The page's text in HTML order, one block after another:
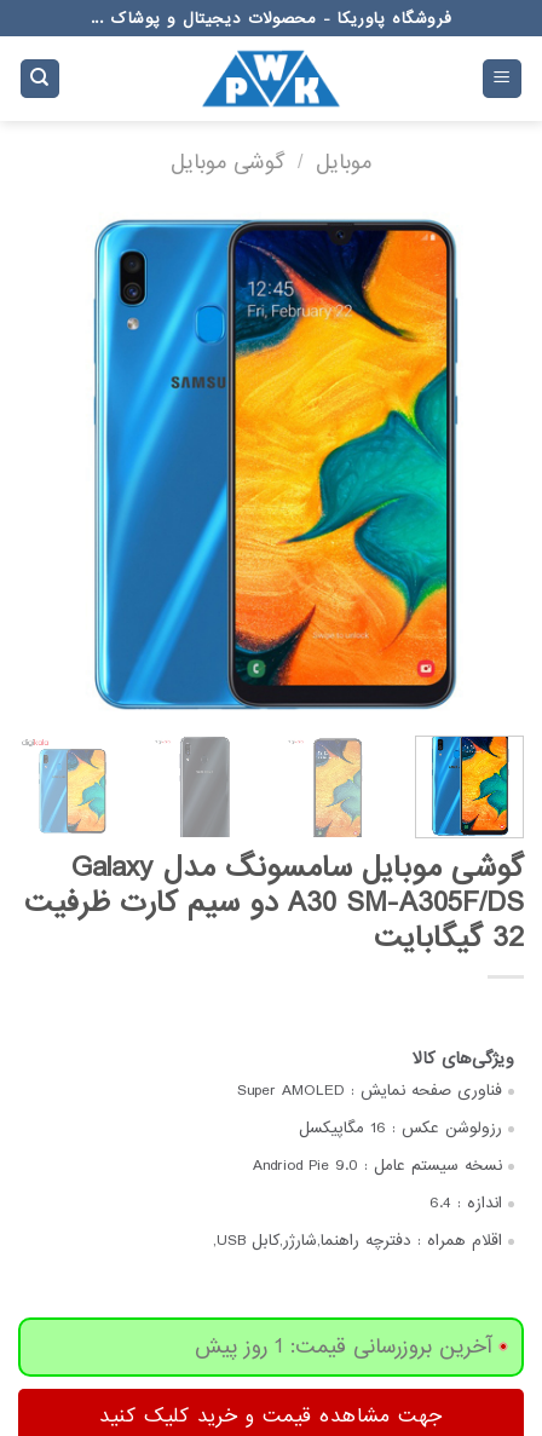
to
content
فروشگاه پاوریکا - محصولات دیجیتال و پوشاک ...
موبایل / گوشی موبایل
گوشی موبایل سامسونگ مدل Galaxy
A30 SM-A305F/DS دو سیم کارت ظرفیت
32 گیگابایت
فناوری صفحه‌ نمایش : Super AMOLED
رزولوشن عکس : 16 مگاپیکسل
نسخه سیستم عامل : Andriod Pie 9.0
اندازه : 6.4
اقلام همراه : دفترچه‌ راهنما,شارژر,کابل USB,
آخرین بروزرسانی قیمت: 1 روز پیش
جهت مشاهده قیمت و خرید کلیک کنید